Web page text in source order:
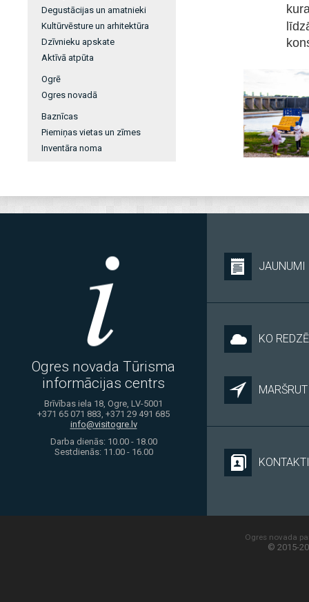
Degustācijas un amatnieki
Kultūrvēsture un arhitektūra
Dzīvnieku apskate
Aktīvā atpūta
Ogrē
Ogres novadā
Baznīcas
Piemiņas vietas un zīmes
Inventāra noma
Ogres novada Tūrisma
informācijas centrs
Brīvības iela 18, Ogre, LV-5001
+371 65 071 883, +371 29 491 685
info@visitogre.lv
Darba dienās: 10.00 - 18.00
Sestdienās: 11.00 - 16.00
JAUNUMI
KO
KONTAKTI
Ogres novada
© 2015-